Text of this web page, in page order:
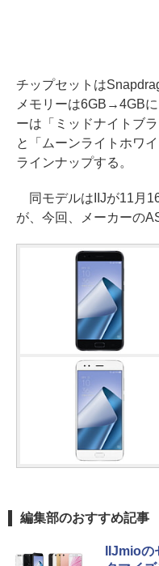
チップセットは
メモリーは6GB→4GB
ーは「ミッドナイトブ
と「ムーンライトホワ
ラインナップする。
同モデルはIIJが11月
が、今回、メーカーの
編集部のおすすめ記事
IIJmio